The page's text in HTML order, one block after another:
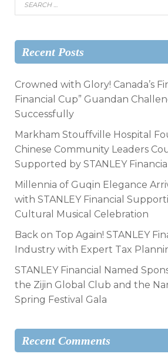
Recent Posts
Crowned with Glory! Canada’s
Financial Cup” Guandan
Successfully
Markham Stouffville Hospital
Chinese Community Leaders
Supported by STANLEY
Millennia of Guqin Elegance
with STANLEY Financial
Cultural Musical Celebration
Back on Top Again! STANLEY
Industry with Expert Tax
STANLEY Financial Named
the Zijin Global Club and the
Spring Festival Gala
Recent Comments